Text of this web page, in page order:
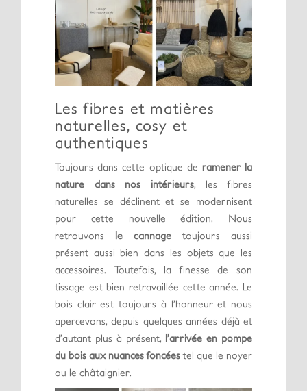
Les fibres et matières
naturelles, cosy et
authentiques
Toujours dans cette optique de ramener la
nature dans nos intérieurs, les fibres
naturelles se déclinent et se modernisent
pour cette nouvelle édition. Nous
retrouvons le cannage toujours aussi
présent aussi bien dans les objets que les
accessoires. Toutefois, la finesse de son
tissage est bien retravaillée cette année. Le
bois clair est toujours à l’honneur et nous
apercevons, depuis quelques années déjà et
d’autant plus à présent, l’arrivée en pompe
du bois aux nuances foncéestel que le noyer
ou le châtaignier.